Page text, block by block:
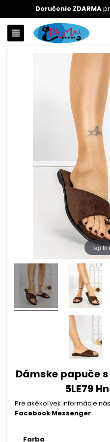
Doručenie ZDARMA
view_headline
Tap to
Dámske papuče
5LE79
Pre akékoľvek informácie
Facebook Messenger
Farba